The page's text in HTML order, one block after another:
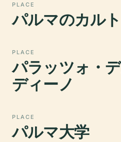
PLACE
パルマのカル
PLACE
パラッツォ・
ディーノ
PLACE
パルマ大学